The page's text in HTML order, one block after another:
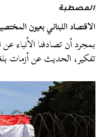
المصطبة
الاقتصاد اللبناني بعيون
بمجرد أن تصادفنا الأنباء عن
تفكير، الحديث عن أزمات